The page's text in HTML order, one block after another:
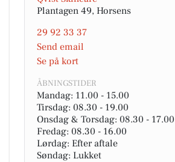
Plantagen 49, Horsens
29 92 33 37
Send email
Se på kort
ÅBNINGSTIDER
Mandag: 11.00 - 15.00
Tirsdag: 08.30 - 19.00
Onsdag & Torsdag: 08.30 - 17.00
Fredag: 08.30 - 16.00
Lørdag: Efter aftale
Søndag: Lukket